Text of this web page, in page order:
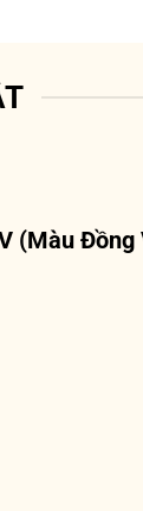
(Màu Đồng